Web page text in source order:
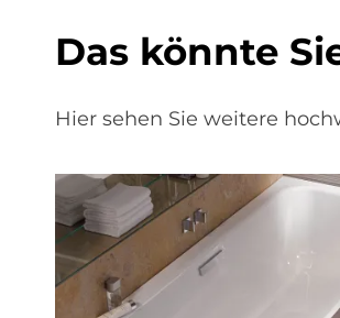
Das könn­te
Hier sehen Sie weitere